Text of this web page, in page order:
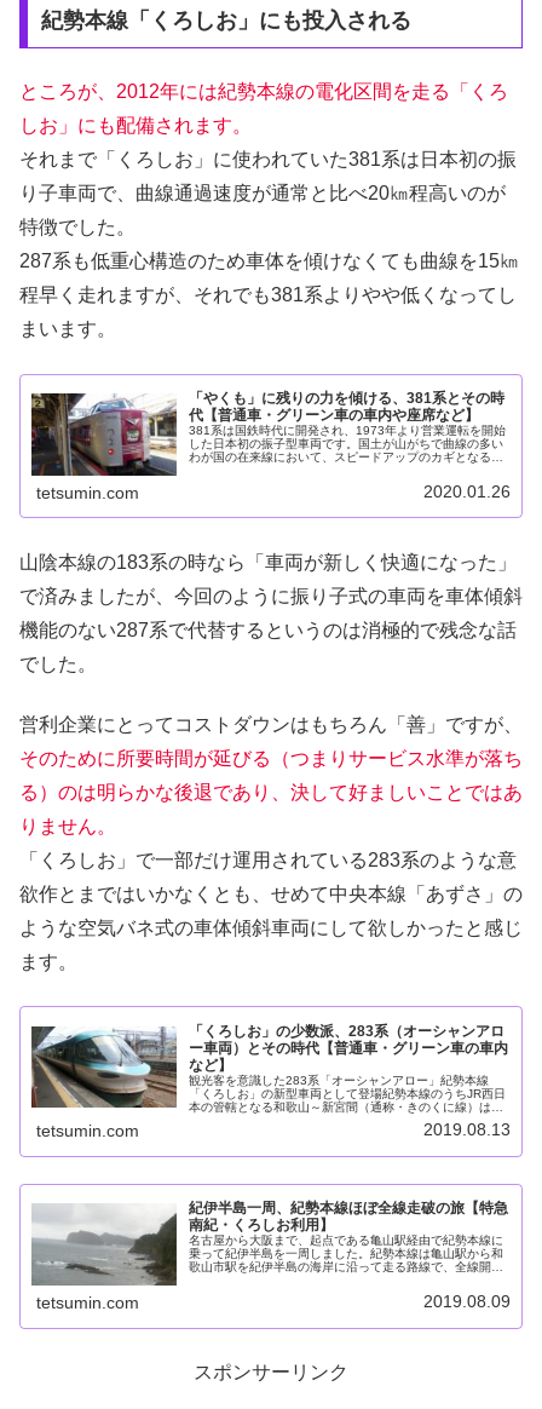
紀勢本線「くろしお」にも投入される
ところが、2012年には紀勢本線の電化区間を走る「くろ
しお」にも配備されます。
それまで「くろしお」に使われていた381系は日本初の振
り子車両で、曲線通過速度が通常と比べ20㎞程高いのが
特徴でした。
287系も低重心構造のため車体を傾けなくても曲線を15㎞
程早く走れますが、それでも381系よりやや低くなってし
まいます。
「やくも」に残りの力を傾ける、381系とその時
代【普通車・グリーン車の車内や座席など】
381系は国鉄時代に開発され、1973年より営業運転を開始
した日本初の振子型車両です。国土が山がちで曲線の多い
わが国の在来線において、スピードアップのカギとなる曲
tetsumin.com 2020.01.26
山陰本線の183系の時なら「車両が新しく快適になった」
で済みましたが、今回のように振り子式の車両を車体傾斜
機能のない287系で代替するというのは消極的で残念な話
でした。
営利企業にとってコストダウンはもちろん「善」ですが、
そのために所要時間が延びる（つまりサービス水準が落ち
る）のは明らかな後退であり、決して好ましいことではあ
りません。
「くろしお」で一部だけ運用されている283系のような意
欲作とまではいかなくとも、せめて中央本線「あずさ」の
ような空気バネ式の車体傾斜車両にして欲しかったと感じ
ます。
「くろしお」の少数派、283系（オーシャンアロ
ー車両）とその時代【普通車・グリーン車の車内
など】
観光客を意識した283系「オーシャンアロー」紀勢本線
「くろしお」の新型車両として登場紀勢本線のうちJR西日
本の管轄となる和歌山～新宮間（通称・きのくに線）は観
tetsumin.com 2019.08.13
紀伊半島一周、紀勢本線ほぼ全線走破の旅【特急
南紀・くろしお利用】
名古屋から大阪まで、起点である亀山駅経由で紀勢本線に
乗って紀伊半島を一周しました。紀勢本線は亀山駅から和
歌山市駅を紀伊半島の海岸に沿って走る路線で、全線開通
tetsumin.com 2019.08.09
スポンサーリンク